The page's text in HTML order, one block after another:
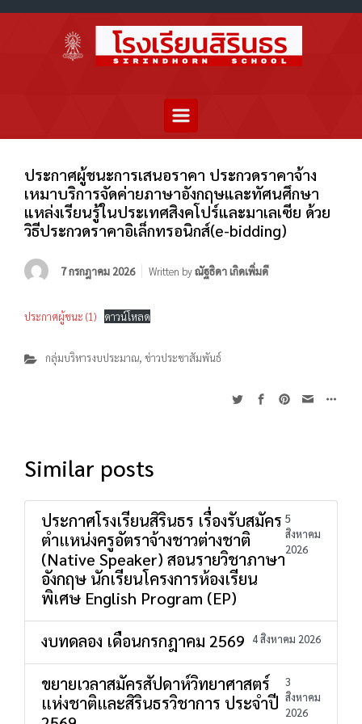
ประกาศผู้ชนะการเสนอราคา ประกวดราคาจ้าง
เหมาบริการจัดค่ายภาษาอังกฤษและทัศนศึกษา
แหล่งเรียนรู้ในประเทศสิงคโปร์และมาเลเซีย ด้วย
วิธีประกวดราคาอิเล็กทรอนิกส์(e-bidding)
7 กรกฎาคม 2026 Written byณัฐธิดา เกิดเพิ่มดี
ประกาศผู้ชนะ (1) ดาวน์โหลด
กลุ่มบริหารงบประมาณ, ข่าวประชาสัมพันธ์
Similar posts
ประกาศโรงเรียนสิรินธร เรื่องรับสมัคร
ตำแหน่งครูอัตราจ้างชาวต่างชาติ
(Native Speaker) สอนรายวิชาภาษา
อังกฤษ นักเรียนโครงการห้องเรียน
พิเศษ English Program (EP)
5
สิงหาคม
2026
งบทดลอง เดือนกรกฎาคม 2569 4 สิงหาคม 2026
ขยายเวลาสมัครสัปดาห์วิทยาศาสตร์
แห่งชาติและสิรินธรวิชาการ ประจำปี
3
สิงหาคม
2026